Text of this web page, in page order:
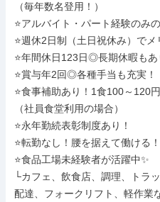
（毎年数名登用！）
⭐アルバイト・パート経験のみ
⭐週休2日制（土日祝休み）でメ
⭐年間休日123日◎長期休暇も
⭐賞与年2回◎各種手当も充実！
⭐食事補助あり！1食100～120円
（社員食堂利用の場合）
⭐永年勤続表彰制度あり！
⭐転勤なし！腰を据えて働ける！
⭐食品工場未経験者が活躍中✨
└カフェ、飲食店、調理、トラ
配達、フォークリフト、軽作業